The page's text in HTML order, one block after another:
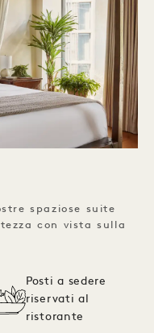
spaziose suite
con vista sulla
Posti a sedere
riservati al
ristorante